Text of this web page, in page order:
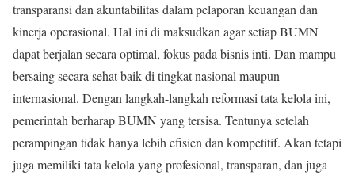
transparansi dan akuntabilitas dalam pelaporan keuangan dan
kinerja operasional. Hal ini di maksudkan agar setiap BUMN
dapat berjalan secara optimal, fokus pada bisnis inti. Dan mampu
bersaing secara sehat baik di tingkat nasional maupun
internasional. Dengan langkah-langkah reformasi tata kelola ini,
pemerintah berharap BUMN yang tersisa. Tentunya setelah
perampingan tidak hanya lebih efisien dan kompetitif. Akan tetapi
juga memiliki tata kelola yang profesional, transparan, dan juga